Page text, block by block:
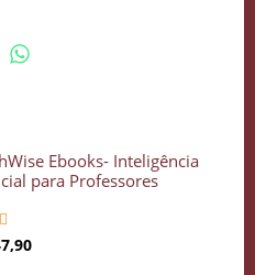
Ebooks- Inteligência
para Professores

Inteligência Artificial
GRÁTIS